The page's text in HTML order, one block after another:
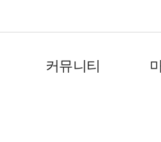
커뮤니티